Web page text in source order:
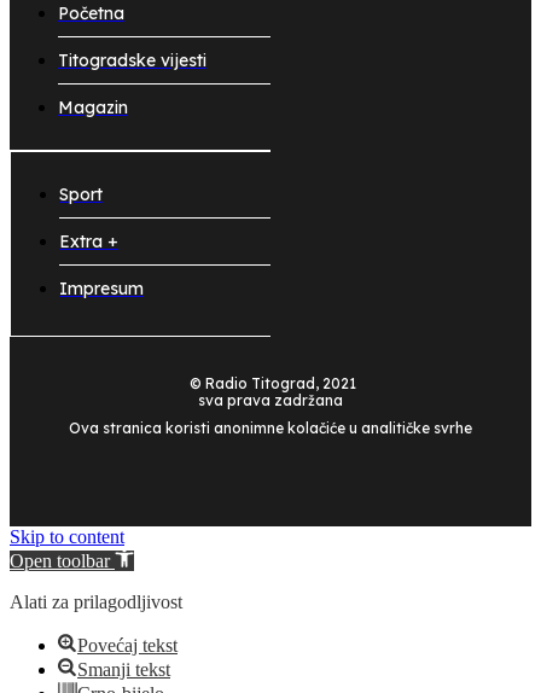
Početna
Titogradske vijesti
Magazin
Sport
Extra +
Impresum
© Radio Titograd, 2021
sva prava zadržana
Ova stranica koristi anonimne kolačiće u analitičke svrhe
Skip to content
Open toolbar
Alati za prilagodljivost
Povećaj tekst
Smanji tekst